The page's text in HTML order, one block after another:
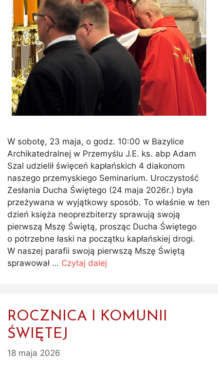
W sobotę, 23 maja, o godz. 10:00 w Bazylice
Archikatedralnej w Przemyślu J.E. ks. abp Adam
Szal udzielił święceń kapłańskich 4 diakonom
naszego przemyskiego Seminarium. Uroczystość
Zesłania Ducha Świętego (24 maja 2026r.) była
przeżywana w wyjątkowy sposób. To właśnie w ten
dzień księża neoprezbiterzy sprawują swoją
pierwszą Mszę Świętą, prosząc Ducha Świętego
o potrzebne łaski na początku kapłańskiej drogi.
W naszej parafii swoją pierwszą Mszę Świętą
sprawował … Czytaj dalej
ROCZNICA I KOMUNII
ŚWIĘTEJ
18 maja 2026